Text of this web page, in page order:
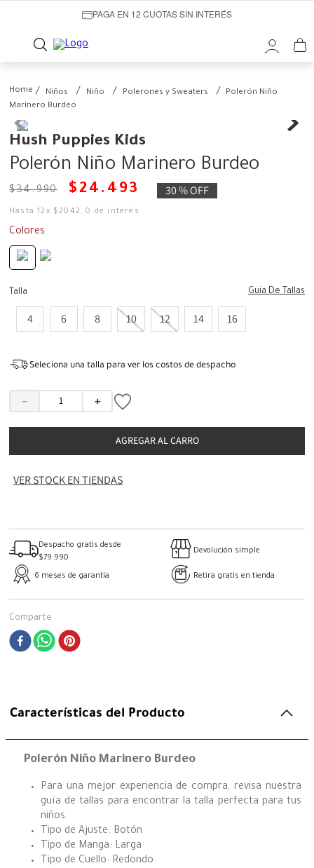
PAGA EN 12 CUOTAS SIN INTERÉS
Niños Niño Polerones y Sweaters
Polerón Niño
Marinero Burdeo
Hush Puppies Kids
Polerón Niño Marinero Burdeo
$34.990 $ 24 . 493 30 %OFF
Hasta12 x $2042 ,0 de interés
Colores
Talla Guia De Tallas
4 6 8 10 12 14 16
Seleciona una talla para ver los costos de despacho
＋
－
AGREGAR AL CARRO
VER STOCK EN TIENDAS
Despacho gratis desde
$79.990
Devolución simple
6 meses de garantía Retira gratis en tienda
Comparte
Características del Producto
Polerón Niño Marinero Burdeo
Para una mejor experiencia de compra, revisa nuestra
guía de tallas para encontrar la talla perfecta para tus
niños.
Tipo de Ajuste: Botón
Tipo de Manga: Larga
Tipo de Cuello: Redondo